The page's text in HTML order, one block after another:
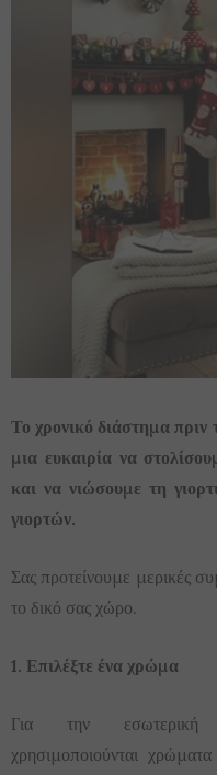
Το χρονικό διάστημα πριν
μια ευκαιρία να
και να νιώσουμε τη
γιορτών.
Σας προτείνουμε μερικές
το δικό σας χώρο.
1. Επιλέξτε ένα χρώμα
Για την εσωτερική
χρησιμοποιούνται